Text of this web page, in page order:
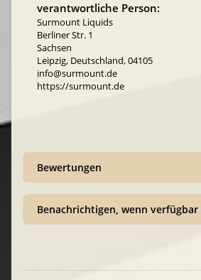
verantwortliche Person:
Surmount Liquids
Berliner Str. 1
Sachsen
Leipzig, Deutschland, 04105
info@surmount.de
https://surmount.de
Bewertungen
Benachrichtigen, wenn verfügbar